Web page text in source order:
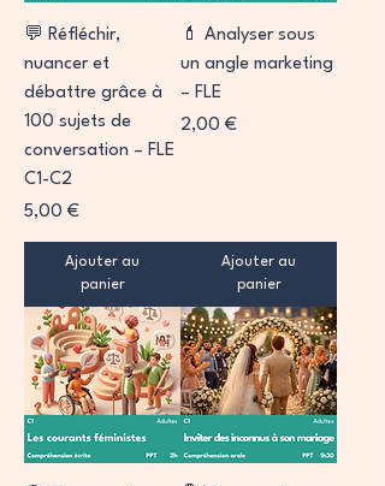
💬 Réfléchir,
nuancer et
débattre grâce à
100 sujets de
conversation – FLE
C1-C2
Prix
5,00 €
Ajouter au
panier
💄 Analyser sous
un angle marketing
– FLE
Prix
2,00 €
Ajouter au
panier